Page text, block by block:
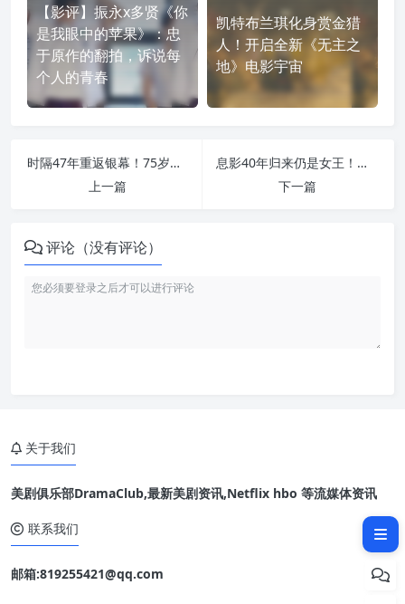
【影评】振永x多贤《你
是我眼中的苹果》：忠
于原作的翻拍，诉说每
个人的青春
凯特布兰琪化身赏金猎
人！开启全新《无主之
地》电影宇宙
时隔47年重返银幕！75岁翁倩玉助力《阳光女子合唱团》票房破5亿，冲击影史之巅
上一篇
息影40年归来仍是女王！翁倩玉新片票房破5亿，金马影后泪洒现场：大家终于记起我是演员
下一篇
评论（没有评论）
关于我们
美剧俱乐部DramaClub,最新美剧资讯,Netflix hbo 等流媒体资讯
联系我们
邮箱:819255421@qq.com